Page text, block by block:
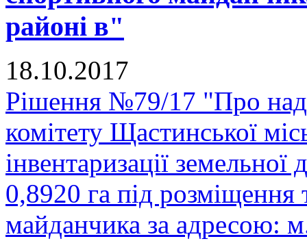
районі в"
18.10.2017
Рішення №79/17 "Про
комітету Щастинської
інвентаризації
0,8920 га під розміщення
майданчика за адресою: